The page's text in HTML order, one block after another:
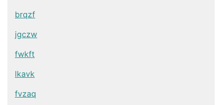
brqzf
jgczw
fwkft
lkavk
fvzaq